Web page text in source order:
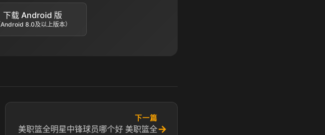
下载 Android 版
Android 8.0及以上版本）
下一篇
美职篮全明星中锋球员哪个好 美职篮全→